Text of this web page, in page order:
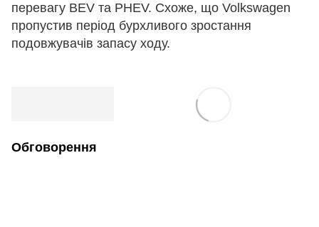
перевагу BEV та PHEV. Схоже, що Volkswagen
пропустив період бурхливого зростання
подовжувачів запасу ходу.
Обговорення